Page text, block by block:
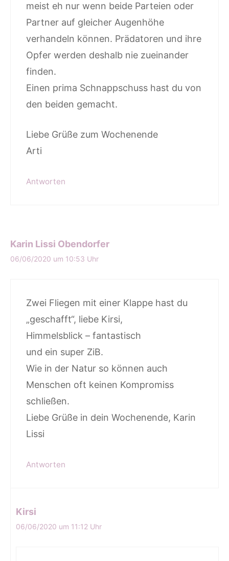
meist eh nur wenn beide Parteien oder
Partner auf gleicher Augenhöhe
verhandeln können. Prädatoren und ihre
Opfer werden deshalb nie zueinander
finden.
Einen prima Schnappschuss hast du von
den beiden gemacht.
Liebe Grüße zum Wochenende
Arti
Antworten
Karin Lissi Obendorfer
06/06/2020 um 10:53 Uhr
Zwei Fliegen mit einer Klappe hast du
„geschafft“, liebe Kirsi,
Himmelsblick – fantastisch
und ein super ZiB.
Wie in der Natur so können auch
Menschen oft keinen Kompromiss
schließen.
Liebe Grüße in dein Wochenende, Karin
Lissi
Antworten
Kirsi
06/06/2020 um 11:12 Uhr